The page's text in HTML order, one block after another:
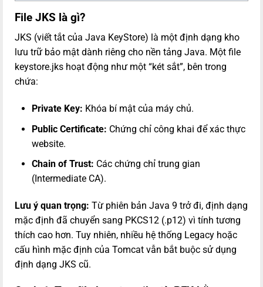
File JKS là gì?
JKS (viết tắt của Java KeyStore) là một định dạng kho
lưu trữ bảo mật dành riêng cho nền tảng Java. Một file
keystore.jks hoạt động như một “két sắt”, bên trong
chứa:
Private Key: Khóa bí mật của máy chủ.
Public Certificate: Chứng chỉ công khai để xác thực
website.
Chain of Trust: Các chứng chỉ trung gian
(Intermediate CA).
Lưu ý quan trọng: Từ phiên bản Java 9 trở đi, định dạng
mặc định đã chuyển sang PKCS12 (.p12) vì tính tương
thích cao hơn. Tuy nhiên, nhiều hệ thống Legacy hoặc
cấu hình mặc định của Tomcat vẫn bắt buộc sử dụng
định dạng JKS cũ.